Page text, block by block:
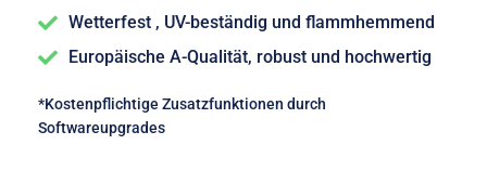
Wetterfest , UV-beständig und flammhemmend
Europäische A-Qualität, robust und hochwertig
*Kostenpflichtige Zusatzfunktionen durch
Softwareupgrades